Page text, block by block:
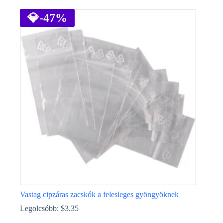
terméknek
több
variációja
van.
változatok
termékoldalon
választhatók
💎-47%
Vastag cipzáras zacskók a felesleges gyöngyöknek
Legolcsóbb: $3.35